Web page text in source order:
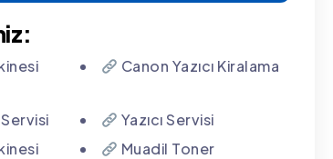
Canon Yazıcı Kiralama
Servisi
Yazıcı Servisi
Muadil Toner